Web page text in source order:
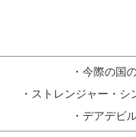
・今際の国
・ストレンジャー・
・デアデビ